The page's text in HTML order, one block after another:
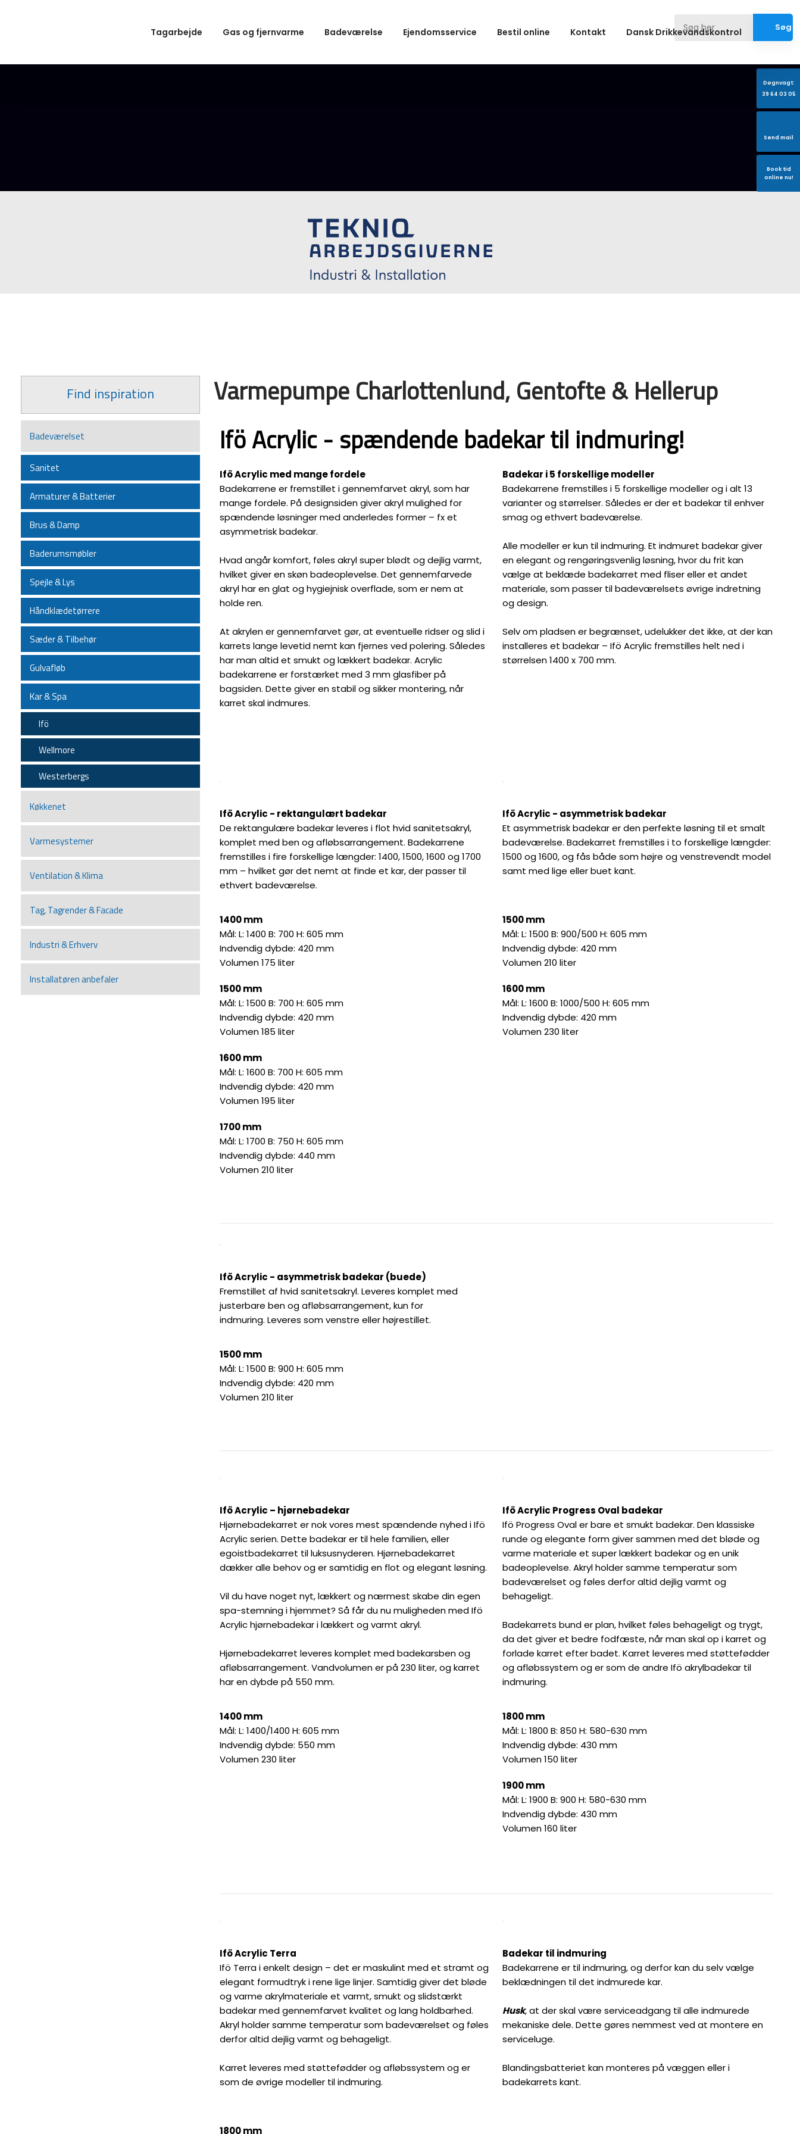
Døgnvagt:
39 64 03 05
Send mail
Book tid
​online nu!
Tagarbejde Gas og fjernvarme Badeværelse Ejendomsservice Bestil online Kontakt Dansk Drikkevandskontrol
​Find inspiration
Badeværelset
Sanitet
Armaturer & Batterier
Brus & Damp
Baderumsmøbler
Spejle & Lys
Håndklædetørrere
Sæder & Tilbehør
Gulvafløb
Kar & Spa
Ifö
Wellmore
Westerbergs
Køkkenet
Varmesystemer
Ventilation & Klima
Tag, Tagrender & Facade
Industri & Erhverv
Installatøren anbefaler
Varmepumpe Charlottenlund, Gentofte & Hellerup
Ifö Acrylic - spændende badekar til indmuring!
Ifö Acrylic med mange fordele
Badekarrene er fremstillet i gennemfarvet akryl, som har
mange fordele. På designsiden giver akryl mulighed for
spændende løsninger med anderledes former – fx et
asymmetrisk badekar.
Hvad angår komfort, føles akryl super blødt og dejlig varmt,
hvilket giver en skøn badeoplevelse. Det gennemfarvede
akryl har en glat og hygiejnisk overflade, som er nem at
holde ren.
At akrylen er gennemfarvet gør, at eventuelle ridser og slid i
karrets lange levetid nemt kan fjernes ved polering. Således
har man altid et smukt og lækkert badekar. Acrylic
badekarrene er forstærket med 3 mm glasfiber på
bagsiden. Dette giver en stabil og sikker montering, når
karret skal indmures.
Badekar i 5 forskellige modeller
Badekarrene fremstilles i 5 forskellige modeller og i alt 13
varianter og størrelser. Således er der et badekar til enhver
smag og ethvert badeværelse.
Alle modeller er kun til indmuring. Et indmuret badekar giver
en elegant og rengøringsvenlig løsning, hvor du frit kan
vælge at beklæde badekarret med fliser eller et andet
materiale, som passer til badeværelsets øvrige indretning
og design.
Selv om pladsen er begrænset, udelukker det ikke, at der kan
installeres et badekar – Ifö Acrylic fremstilles helt ned i
størrelsen 1400 x 700 mm.
Ifö Acrylic - rektangulært badekar
De rektangulære badekar leveres i flot hvid sanitetsakryl,
komplet med ben og afløbsarrangement. Badekarrene
fremstilles i fire forskellige længder: 1400, 1500, 1600 og 1700
mm – hvilket gør det nemt at finde et kar, der passer til
ethvert badeværelse.
Ifö Acrylic - asymmetrisk badekar
Et asymmetrisk badekar er den perfekte løsning til et smalt
badeværelse. Badekarret fremstilles i to forskellige længder:
1500 og 1600, og fås både som højre og venstrevendt model
samt med lige eller buet kant.
1400 mm
Mål: L: 1400 B: 700 H: 605 mm
Indvendig dybde: 420 mm
Volumen 175 liter
1500 mm
Mål: L: 1500 B: 700 H: 605 mm
Indvendig dybde: 420 mm
Volumen 185 liter
1600 mm
Mål: L: 1600 B: 700 H: 605 mm
Indvendig dybde: 420 mm
Volumen 195 liter
1700 mm
Mål: L: 1700 B: 750 H: 605 mm
Indvendig dybde: 440 mm
Volumen 210 liter
1500 mm
Mål: L: 1500 B: 900/500 H: 605 mm
Indvendig dybde: 420 mm
Volumen 210 liter
1600 mm
Mål: L: 1600 B: 1000/500 H: 605 mm
Indvendig dybde: 420 mm
Volumen 230 liter
Ifö Acrylic - asymmetrisk badekar (buede)
Fremstillet af hvid sanitetsakryl. Leveres komplet med
justerbare ben og afløbsarrangement, kun for
indmuring. Leveres som venstre eller højrestillet.
1500 mm
Mål: L: 1500 B: 900 H: 605 mm
Indvendig dybde: 420 mm
Volumen 210 liter
Ifö Acrylic – hjørnebadekar
Hjørnebadekarret er nok vores mest spændende nyhed i Ifö
Acrylic serien. Dette badekar er til hele familien, eller
egoistbadekarret til luksusnyderen. Hjørnebadekarret
dækker alle behov og er samtidig en flot og elegant løsning.
Vil du have noget nyt, lækkert og nærmest skabe din egen
spa-stemning i hjemmet? Så får du nu muligheden med Ifö
Acrylic hjørnebadekar i lækkert og varmt akryl.
Hjørnebadekarret leveres komplet med badekarsben og
afløbsarrangement. Vandvolumen er på 230 liter, og karret
har en dybde på 550 mm.
Ifö Acrylic Progress Oval badekar
Ifö Progress Oval er bare et smukt badekar. Den klassiske
runde og elegante form giver sammen med det bløde og
varme materiale et super lækkert badekar og en unik
badeoplevelse. Akryl holder samme temperatur som
badeværelset og føles derfor altid dejlig varmt og
behageligt.
Badekarrets bund er plan, hvilket føles behageligt og trygt,
da det giver et bedre fodfæste, når man skal op i karret og
forlade karret efter badet. Karret leveres med støttefødder
og afløbssystem og er som de andre Ifö akrylbadekar til
indmuring.
1400 mm
Mål: L: 1400/1400 H: 605 mm
Indvendig dybde: 550 mm
Volumen 230 liter
1800 mm
Mål: L: 1800 B: 850 H: 580-630 mm
Indvendig dybde: 430 mm
Volumen 150 liter
1900 mm
Mål: L: 1900 B: 900 H: 580-630 mm
Indvendig dybde: 430 mm
Volumen 160 liter
Ifö Acrylic Terra
Ifö Terra i enkelt design – det er maskulint med et stramt og
elegant formudtryk i rene lige linjer. Samtidig giver det bløde
og varme akrylmateriale et varmt, smukt og slidstærkt
badekar med gennemfarvet kvalitet og lang holdbarhed.
Akryl holder samme temperatur som badeværelset og føles
derfor altid dejlig varmt og behageligt.
Karret leveres med støttefødder og afløbssystem og er
som de øvrige modeller til indmuring.
Badekar til indmuring
Badekarrene er til indmuring, og derfor kan du selv vælge
beklædningen til det indmurede kar.
Husk, at der skal være serviceadgang til alle indmurede
mekaniske dele. Dette gøres nemmest ved at montere en
serviceluge.
Blandingsbatteriet kan monteres på væggen eller i
badekarrets kant.
1800 mm